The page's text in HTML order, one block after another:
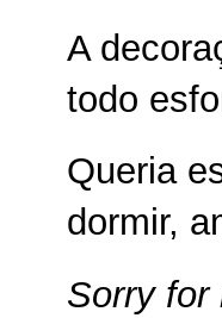
A
todo
Queria
dormir,
Sorry for